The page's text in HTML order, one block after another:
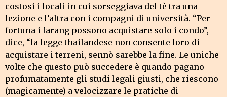
costosi i locali in cui sorseggiava del tè tra una
lezione e l’altra con i compagni di università. “Per
fortuna i farang possono acquistare solo i condo”,
dice, “la legge thailandese non consente loro di
acquistare i terreni, sennò sarebbe la fine. Le uniche
volte che questo può succedere è quando pagano
profumatamente gli studi legali giusti, che riescono
(magicamente) a velocizzare le pratiche di